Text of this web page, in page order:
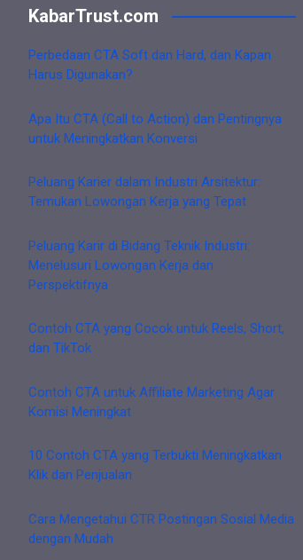
KabarTrust.com
Perbedaan CTA Soft dan Hard, dan Kapan
Harus Digunakan?
Apa Itu CTA (Call to Action) dan Pentingnya
untuk Meningkatkan Konversi
Peluang Karier dalam Industri Arsitektur:
Temukan Lowongan Kerja yang Tepat
Peluang Karir di Bidang Teknik Industri:
Menelusuri Lowongan Kerja dan
Perspektifnya
Contoh CTA yang Cocok untuk Reels, Short,
dan TikTok
Contoh CTA untuk Affiliate Marketing Agar
Komisi Meningkat
10 Contoh CTA yang Terbukti Meningkatkan
Klik dan Penjualan
Cara Mengetahui CTR Postingan Sosial Media
dengan Mudah